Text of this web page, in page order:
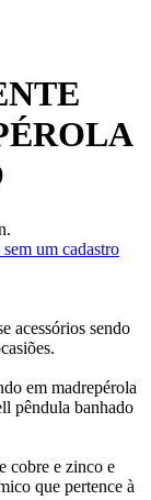
um cadastro
acessórios sendo
em madrepérola
pêndula banhado
cobre e zinco e
que pertence à